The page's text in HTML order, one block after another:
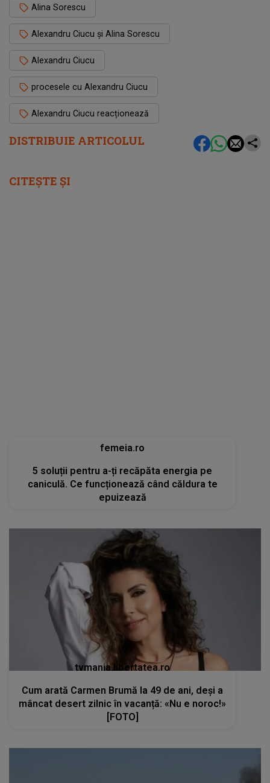
DISTRIBUIE ARTICOLUL
Alina Sorescu
Alexandru Ciucu și Alina Sorescu
Alexandru Ciucu
procesele cu Alexandru Ciucu
Alexandru Ciucu reacționează
CITEȘTE ȘI
tvmania.libertatea.ro
Cum arată Carmen Brumă la 49 de ani, deși a
mâncat desert zilnic în vacanță: «Nu e noroc!»
[FOTO]